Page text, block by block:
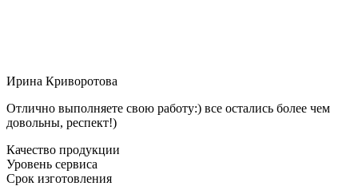
Ирина Криворотова
Отлично выполняете свою работу:) все остались более чем
довольны, респект!)
Качество продукции
Уровень сервиса
Срок изготовления